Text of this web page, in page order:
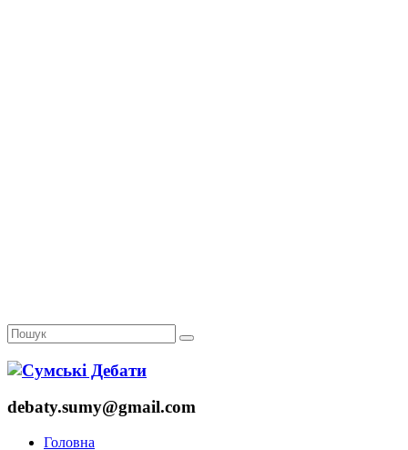
debaty.sumy@gmail.com
Головна